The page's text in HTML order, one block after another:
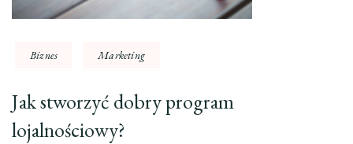
Biznes Marketing
Jak stworzyć dobry program
lojalnościowy?